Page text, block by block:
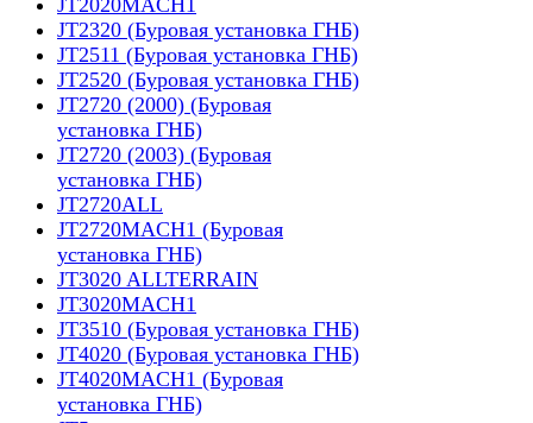
JT2020MACH1
JT2320 (Буровая установка ГНБ)
JT2511 (Буровая установка ГНБ)
JT2520 (Буровая установка ГНБ)
JT2720 (2000) (Буровая
установка ГНБ)
JT2720 (2003) (Буровая
установка ГНБ)
JT2720ALL
JT2720MACH1 (Буровая
установка ГНБ)
JT3020 ALLTERRAIN
JT3020MACH1
JT3510 (Буровая установка ГНБ)
JT4020 (Буровая установка ГНБ)
JT4020MACH1 (Буровая
установка ГНБ)